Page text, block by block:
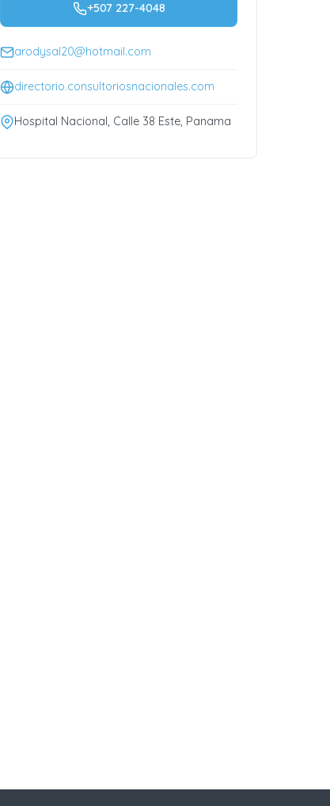
+507 227-4048
arodysal20@hotmail.com
directorio.consultoriosnacionales.com
Hospital Nacional, Calle 38 Este, Panama